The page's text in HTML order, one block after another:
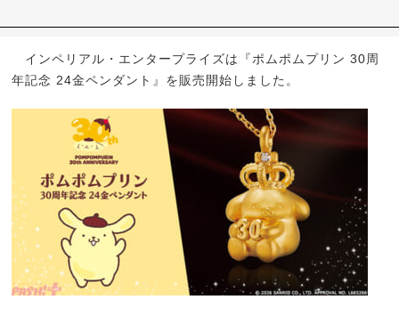
インペリアル・エンタープライズは『ポムポムプリン 30周
年記念 24金ペンダント』を販売開始しました。